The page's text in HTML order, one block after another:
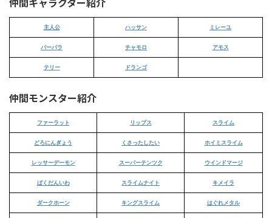
主人公 ハッサン ミレーユ
バーバラ チャモロ アモス
テリー ドランゴ
仲間モンスター紹介
ファーラット リップス スライム
どろにんぎょう くさったしたい ホイミスライム
レッサーデーモン スーパーテンツク ウインドマージ
ばくだんいわ スライムナイト キメイラ
ダークホーン キングスライム はぐれメタル